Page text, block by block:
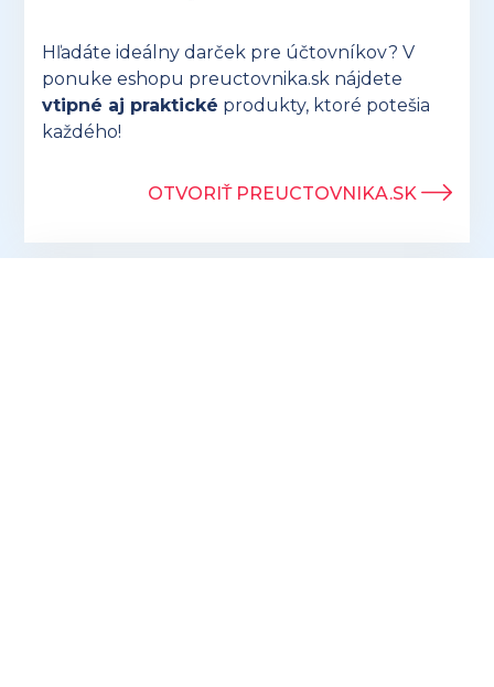
Hľadáte ideálny darček pre účtovníkov? V
ponuke eshopu preuctovnika.sk nájdete
vtipné aj praktické produkty, ktoré potešia
každého!
OTVORIŤ PREUCTOVNIKA.SK